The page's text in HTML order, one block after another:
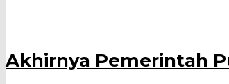
Akhirnya Pemerintah